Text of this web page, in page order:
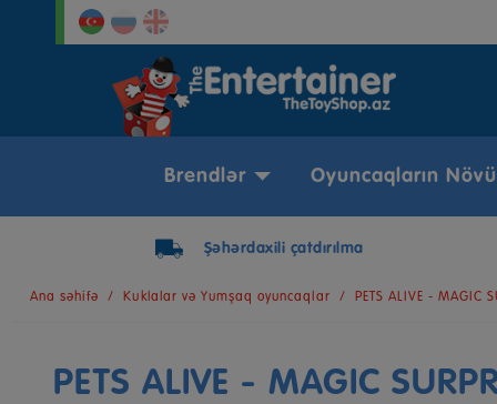
Brendlər Oyuncaqların Növü
Şəhərdaxili çatdırılma
Ana səhifə Kuklalar və Yumşaq oyuncaqlar PETS ALIVE - MAGIC
PETS ALIVE - MAGIC